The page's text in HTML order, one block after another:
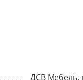
ДСВ Мебель,